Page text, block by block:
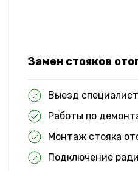
Замен стояков
Выезд
Работы по
Монтаж стояка
Подключение